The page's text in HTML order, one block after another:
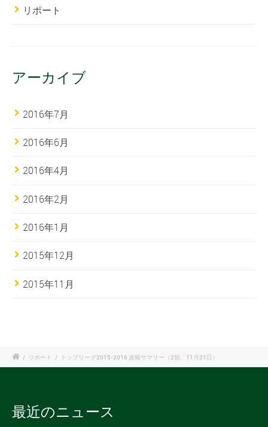
リポート
アーカイブ
2016年7月
2016年6月
2016年4月
2016年2月
2016年1月
2015年12月
2015年11月
/ リポート / トップリーグ2015-2016 速報サマリー（2節、11月21日）
最近のニュース